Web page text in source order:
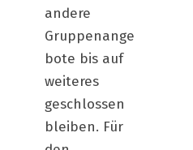
andere
Gruppenange
bote bis auf
weiteres
geschlossen
bleiben. Für